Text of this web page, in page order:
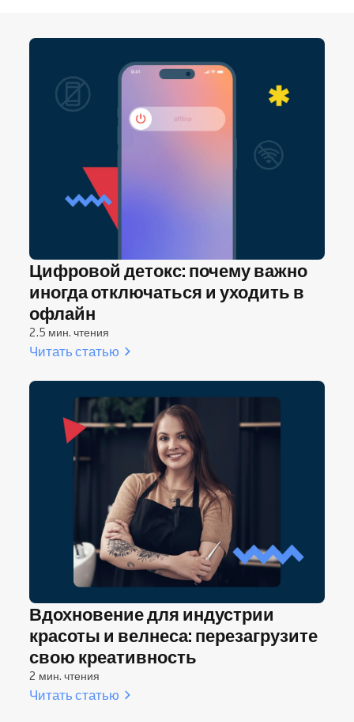
о себе — не роскошь, а необходимость. Ставя
своё благополучие в приоритет, вы сохраняете
энергию, развиваете креативность и дарите
клиентам ещё лучший опыт.
Цифровой детокс: почему важно
иногда отключаться и уходить в
офлайн
2.5 мин. чтения
Читать статью
Вдохновение для индустрии
красоты и велнеса: перезагрузите
свою креативность
2 мин. чтения
Читать статью